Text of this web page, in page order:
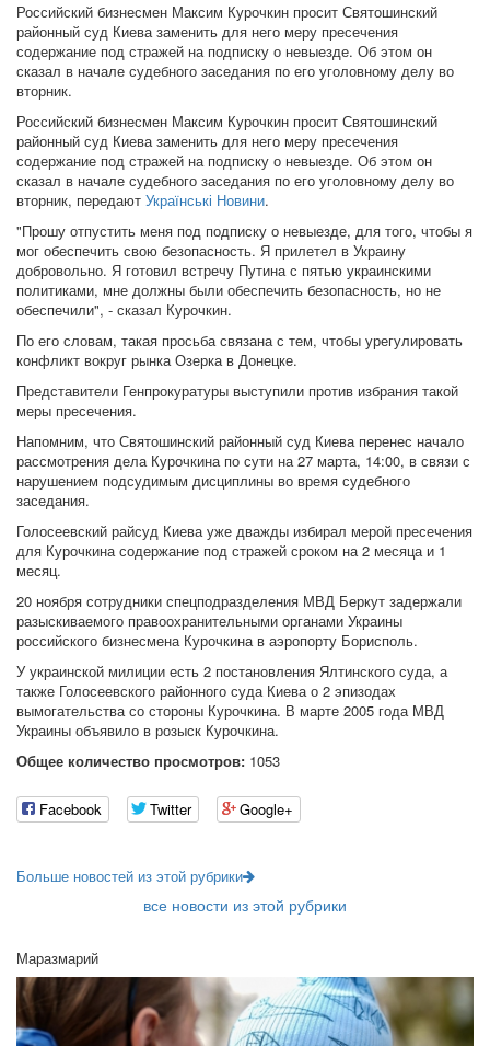
Российский бизнесмен Максим Курочкин просит Святошинский
районный суд Киева заменить для него меру пресечения
содержание под стражей на подписку о невыезде. Об этом он
сказал в начале судебного заседания по его уголовному делу во
вторник.
Российский бизнесмен Максим Курочкин просит Святошинский
районный суд Киева заменить для него меру пресечения
содержание под стражей на подписку о невыезде. Об этом он
сказал в начале судебного заседания по его уголовному делу во
вторник, передают Українські Новини.
"Прошу отпустить меня под подписку о невыезде, для того, чтобы я
мог обеспечить свою безопасность. Я прилетел в Украину
добровольно. Я готовил встречу Путина с пятью украинскими
политиками, мне должны были обеспечить безопасность, но не
обеспечили", - сказал Курочкин.
По его словам, такая просьба связана с тем, чтобы урегулировать
конфликт вокруг рынка Озерка в Донецке.
Представители Генпрокуратуры выступили против избрания такой
меры пресечения.
Напомним, что Святошинский районный суд Киева перенес начало
рассмотрения дела Курочкина по сути на 27 марта, 14:00, в связи с
нарушением подсудимым дисциплины во время судебного
заседания.
Голосеевский райсуд Киева уже дважды избирал мерой пресечения
для Курочкина содержание под стражей сроком на 2 месяца и 1
месяц.
20 ноября сотрудники спецподразделения МВД Беркут задержали
разыскиваемого правоохранительными органами Украины
российского бизнесмена Курочкина в аэропорту Борисполь.
У украинской милиции есть 2 постановления Ялтинского суда, а
также Голосеевского районного суда Киева о 2 эпизодах
вымогательства со стороны Курочкина. В марте 2005 года МВД
Украины объявило в розыск Курочкина.
Общее количество просмотров: 1053
Facebook Twitter Google+
Больше новостей из этой рубрики
все новости из этой рубрики
Маразмарий